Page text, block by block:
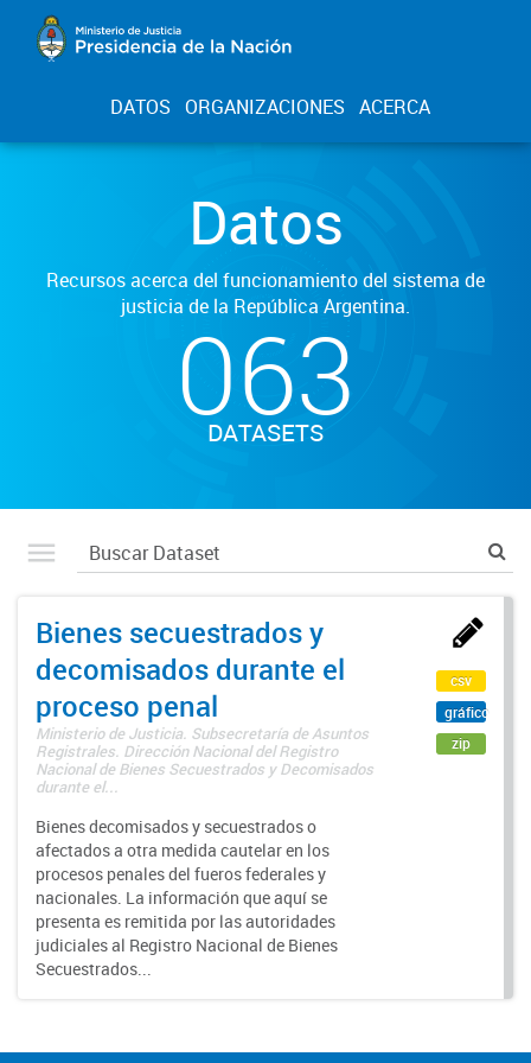
DATOS ORGANIZACIONES ACERCA
Datos
Recursos acerca del funcionamiento del sistema de
justicia de la República Argentina.
063
DATASETS
Bienes secuestrados y
decomisados durante el
proceso penal
Ministerio de Justicia. Subsecretaría de Asuntos
Registrales. Dirección Nacional del Registro
Nacional de Bienes Secuestrados y Decomisados
durante el...
Bienes decomisados y secuestrados o
afectados a otra medida cautelar en los
procesos penales del fueros federales y
nacionales. La información que aquí se
presenta es remitida por las autoridades
judiciales al Registro Nacional de Bienes
Secuestrados...
csv
gráfico
zip